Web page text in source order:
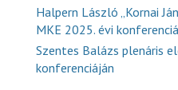
Halpern László „Kornai
MKE 2025. évi
Szentes Balázs plenáris
konferenciáján